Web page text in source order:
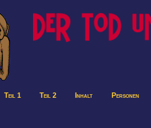
Teil 1 Teil 2 Inhalt Personen